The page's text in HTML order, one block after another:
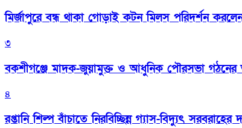
মির্জাপুরে বন্ধ থাকা গোড়াই কটন মিলস পরিদর্শন করলেন
৩
বকশীগঞ্জে মাদক-জুয়ামুক্ত ও আধুনিক পৌরসভা গঠনের
৪
রপ্তানি শিল্প বাঁচাতে নিরবিচ্ছিন্ন গ্যাস-বিদ্যুৎ সরবরাহের